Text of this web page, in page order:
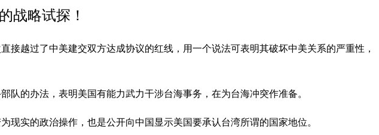
战略试探！
越过了中美建交双方达成协议的红线，用一个说法可表明其破坏中美关系的严重性，
的办法，表明美国有能力武力干涉台海事务，在为台海冲突作准备。
实的政治操作，也是公开向中国显示美国要承认台湾所谓的国家地位。